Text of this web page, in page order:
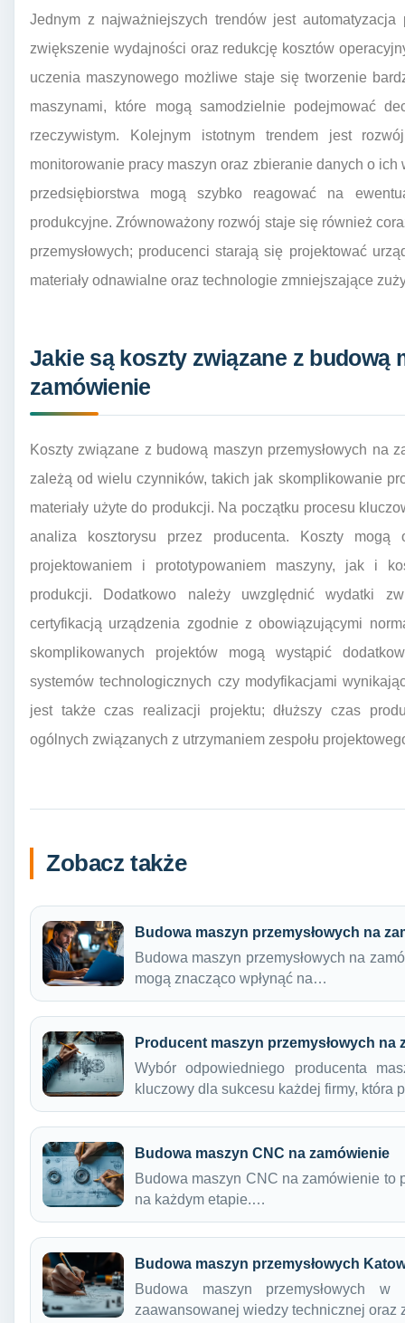
Jednym z najważniejszych trendów jest
zwiększenie wydajności oraz redukcję kosztów
uczenia maszynowego możliwe staje się tworzenie
maszynami, które mogą samodzielnie podejmować
rzeczywistym. Kolejnym istotnym trendem jest
monitorowanie pracy maszyn oraz zbieranie danych o
przedsiębiorstwa mogą szybko reagować na
produkcyjne. Zrównoważony rozwój staje się również
przemysłowych; producenci starają się projektować
materiały odnawialne oraz technologie zmniejszające
Jakie są koszty związane z budową
zamówienie
Koszty związane z budową maszyn przemysłowych na
zależą od wielu czynników, takich jak skomplikowanie
materiały użyte do produkcji. Na początku procesu
analiza kosztorysu przez producenta. Koszty
projektowaniem i prototypowaniem maszyny, jak i
produkcji. Dodatkowo należy uwzględnić wydatki
certyfikacją urządzenia zgodnie z obowiązującymi
skomplikowanych projektów mogą wystąpić
systemów technologicznych czy modyfikacjami
jest także czas realizacji projektu; dłuższy czas
ogólnych związanych z utrzymaniem zespołu
Zobacz także
Budowa maszyn przemysłowych na
Budowa maszyn przemysłowych na
mogą znacząco wpłynąć na…
Producent maszyn przemysłowych na
Wybór odpowiedniego producenta
kluczowy dla sukcesu każdej firmy, która
Budowa maszyn CNC na zamówienie
Budowa maszyn CNC na zamówienie to
na każdym etapie.…
Budowa maszyn przemysłowych
Budowa maszyn przemysłowych
zaawansowanej wiedzy technicznej